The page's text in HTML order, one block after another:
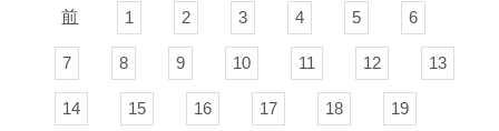
前 1 2 3 4 5 6
7 8 9 10 11 12 13
14 15 16 17 18 19